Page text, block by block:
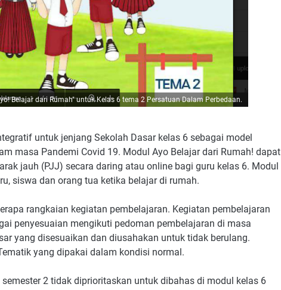
Belajar dari Rumah" untuk Kelas 6 tema 2 Persatuan Dalam Perbedaan.
untuk jenjang Sekolah Dasar kelas 6 sebagai model
masa Pandemi Covid 19. Modul Ayo Belajar dari Rumah! dapat
jauh (PJJ) secara daring atau online bagi guru kelas 6. Modul
siswa dan orang tua ketika belajar di rumah.
rangkaian kegiatan pembelajaran. Kegiatan pembelajaran
penyesuaian mengikuti pedoman pembelajaran di masa
yang disesuaikan dan diusahakan untuk tidak berulang.
yang dipakai dalam kondisi normal.
2 tidak diprioritaskan untuk dibahas di modul kelas 6